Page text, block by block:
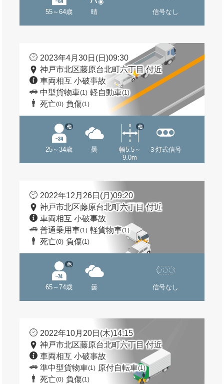
55～64歳 晴 信号なし
2023年4月30日(日)09:30
神戸市北区藤原台北町六丁目 付近
車両相互 小破事故
中型貨物車(1) 軽自動車(1)
死亡(0) 負傷(1)
25～34歳
他
曇
幅5.5～
9.0m
他
３灯式信号
2022年12月26日(月)09:20
神戸市北区藤原台北町六丁目 付近
車両相互 小破事故
普通乗用車(1) 軽貨物車(1)
死亡(0) 負傷(1)
65～74歳
他
曇 信号なし
2022年10月20日(木)14:15
神戸市北区藤原台北町六丁目 付近
車両相互 小破事故
準中型貨物車(1) 原付自転車(1)
死亡(0) 負傷(1)